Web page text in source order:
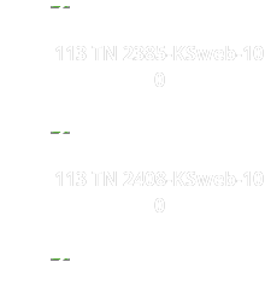
113 TN 2385-KSweb-10
0
113 TN 2408-KSweb-10
0